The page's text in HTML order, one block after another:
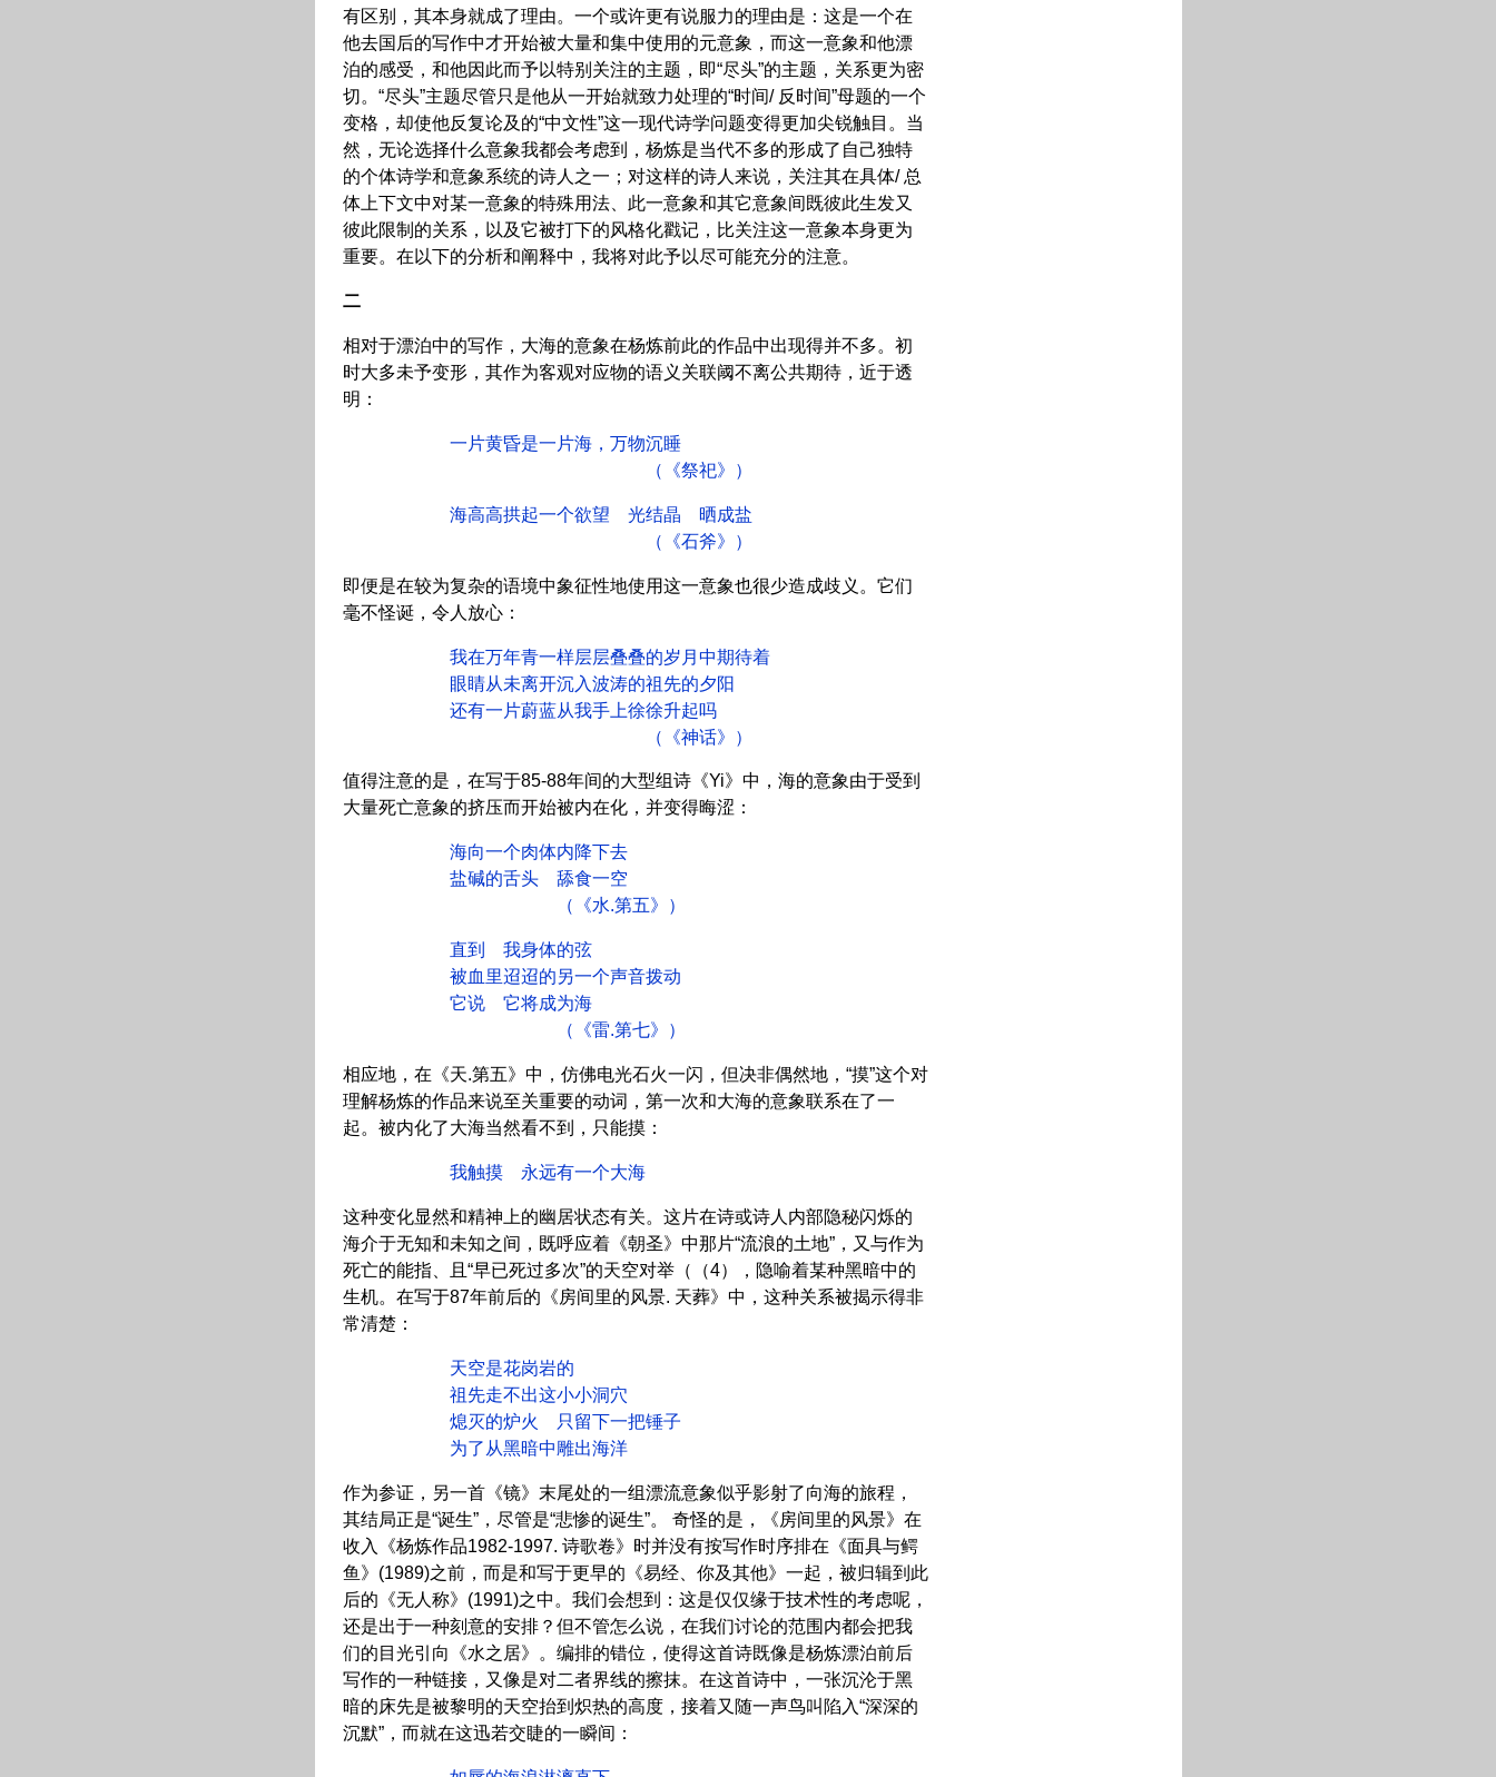
有区别，其本身就成了理由。一个或许更有说服力的理由是：这是一个在
他去国后的写作中才开始被大量和集中使用的元意象，而这一意象和他漂
泊的感受，和他因此而予以特别关注的主题，即“尽头”的主题，关系更为密
切。“尽头”主题尽管只是他从一开始就致力处理的“时间/ 反时间”母题的一个
变格，却使他反复论及的“中文性”这一现代诗学问题变得更加尖锐触目。当
然，无论选择什么意象我都会考虑到，杨炼是当代不多的形成了自己独特
的个体诗学和意象系统的诗人之一；对这样的诗人来说，关注其在具体/ 总
体上下文中对某一意象的特殊用法、此一意象和其它意象间既彼此生发又
彼此限制的关系，以及它被打下的风格化戳记，比关注这一意象本身更为
重要。在以下的分析和阐释中，我将对此予以尽可能充分的注意。
二
相对于漂泊中的写作，大海的意象在杨炼前此的作品中出现得并不多。初
时大多未予变形，其作为客观对应物的语义关联阈不离公共期待，近于透
明：
一片黄昏是一片海，万物沉睡
（《祭祀》）
海高高拱起一个欲望 光结晶 晒成盐
（《石斧》）
即便是在较为复杂的语境中象征性地使用这一意象也很少造成歧义。它们
毫不怪诞，令人放心：
我在万年青一样层层叠叠的岁月中期待着
眼睛从未离开沉入波涛的祖先的夕阳
还有一片蔚蓝从我手上徐徐升起吗
（《神话》）
值得注意的是，在写于85-88年间的大型组诗《Yi》中，海的意象由于受到
大量死亡意象的挤压而开始被内在化，并变得晦涩：
海向一个肉体内降下去
盐碱的舌头 舔食一空
（《水.第五》）
直到 我身体的弦
被血里迢迢的另一个声音拨动
它说 它将成为海
（《雷.第七》）
相应地，在《天.第五》中，仿佛电光石火一闪，但决非偶然地，“摸”这个对
理解杨炼的作品来说至关重要的动词，第一次和大海的意象联系在了一
起。被内化了大海当然看不到，只能摸：
我触摸 永远有一个大海
这种变化显然和精神上的幽居状态有关。这片在诗或诗人内部隐秘闪烁的
海介于无知和未知之间，既呼应着《朝圣》中那片“流浪的土地”，又与作为
死亡的能指、且“早已死过多次”的天空对举（（4），隐喻着某种黑暗中的
生机。在写于87年前后的《房间里的风景. 天葬》中，这种关系被揭示得非
常清楚：
天空是花岗岩的
祖先走不出这小小洞穴
熄灭的炉火 只留下一把锤子
为了从黑暗中雕出海洋
作为参证，另一首《镜》末尾处的一组漂流意象似乎影射了向海的旅程，
其结局正是“诞生”，尽管是“悲惨的诞生”。 奇怪的是，《房间里的风景》在
收入《杨炼作品1982-1997. 诗歌卷》时并没有按写作时序排在《面具与鳄
鱼》(1989)之前，而是和写于更早的《易经、你及其他》一起，被归辑到此
后的《无人称》(1991)之中。我们会想到：这是仅仅缘于技术性的考虑呢，
还是出于一种刻意的安排？但不管怎么说，在我们讨论的范围内都会把我
们的目光引向《水之居》。编排的错位，使得这首诗既像是杨炼漂泊前后
写作的一种链接，又像是对二者界线的擦抹。在这首诗中，一张沉沦于黑
暗的床先是被黎明的天空抬到炽热的高度，接着又随一声鸟叫陷入“深深的
沉默”，而就在这迅若交睫的一瞬间：